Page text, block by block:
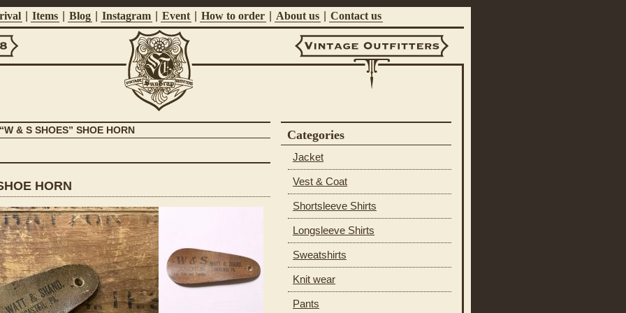
Items Blog Instagram Event How to order About us Contact us
Suntrap
& S SHOES” SHOE HORN
HORN
Categories
Jacket
Vest & Coat
Shortsleeve Shirts
Longsleeve Shirts
Sweatshirts
Knit wear
Pants